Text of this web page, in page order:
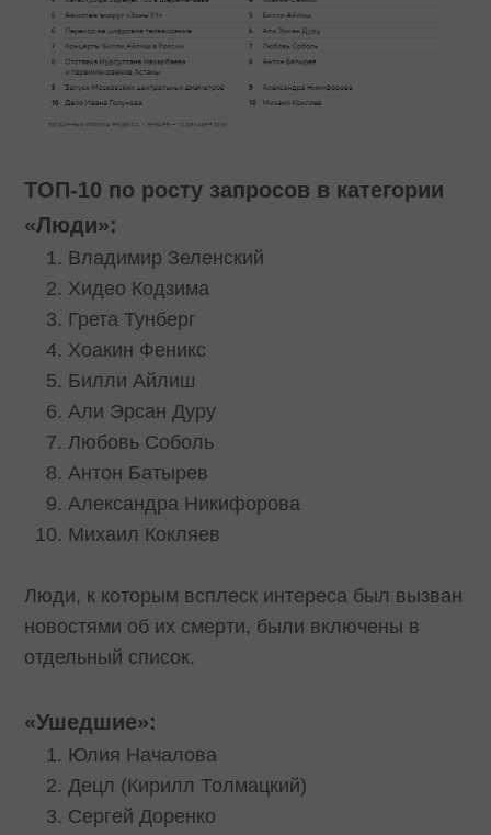
ТОП-10 по росту запросов в категории
«Люди»:
Владимир Зеленский
Хидео Кодзима
Грета Тунберг
Хоакин Феникс
Билли Айлиш
Али Эрсан Дуру
Любовь Соболь
Антон Батырев
Александра Никифорова
Михаил Кокляев
Люди, к которым всплеск интереса был вызван
новостями об их смерти, были включены в
отдельный список.
«Ушедшие»:
Юлия Началова
Децл (Кирилл Толмацкий)
Сергей Доренко